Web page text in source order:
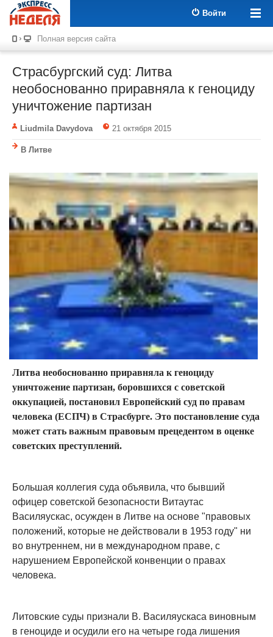
Войти
Полная версия сайта
Страсбургский суд: Литва
необоснованно приравняла к геноциду
уничтожение партизан
Liudmila Davydova 21 октября 2015
В Литве
Литва необоснованно приравняла к геноциду
уничтожение партизан, боровшихся с советской
оккупацией, постановил Европейский суд по правам
человека (ЕСПЧ) в Страсбурге. Это постановление суда
может стать важным правовым прецедентом в оценке
советских преступлений.
Большая коллегия суда объявила, что бывший
офицер советской безопасности Витаутас
Василяускас, осужден в Литве на основе "правовых
положений, которые не действовали в 1953 году" ни
во внутреннем, ни в международном праве, с
нарушением Европейской конвенции о правах
человека.
Литовские суды признали В. Василяускаса виновным
в геноциде и осудили его на четыре года лишения